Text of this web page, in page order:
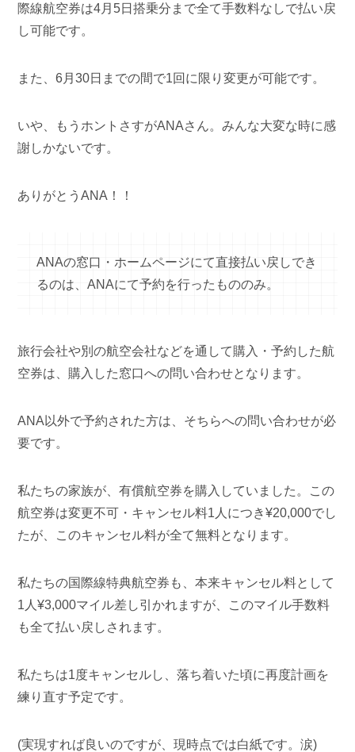
際線航空券は4月5日搭乗分まで全て手数料なしで払い戻
し可能です。
また、6月30日までの間で1回に限り変更が可能です。
いや、もうホントさすがANAさん。みんな大変な時に感
謝しかないです。
ありがとうANA！！
ANAの窓口・ホームページにて直接払い戻しでき
るのは、ANAにて予約を行ったもののみ。
旅行会社や別の航空会社などを通して購入・予約した航
空券は、購入した窓口への問い合わせとなります。
ANA以外で予約された方は、そちらへの問い合わせが必
要です。
私たちの家族が、有償航空券を購入していました。この
航空券は変更不可・キャンセル料1人につき¥20,000でし
たが、このキャンセル料が全て無料となります。
私たちの国際線特典航空券も、本来キャンセル料として
1人¥3,000マイル差し引かれますが、このマイル手数料
も全て払い戻しされます。
私たちは1度キャンセルし、落ち着いた頃に再度計画を
練り直す予定です。
(実現すれば良いのですが、現時点では白紙です。涙)